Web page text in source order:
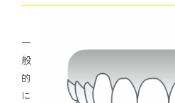
一
般
的
に